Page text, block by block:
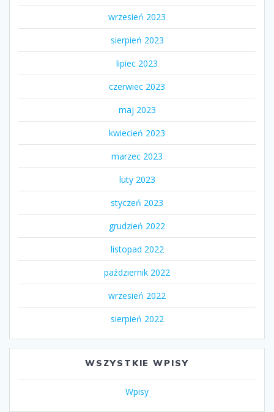
wrzesień 2023
sierpień 2023
lipiec 2023
czerwiec 2023
maj 2023
kwiecień 2023
marzec 2023
luty 2023
styczeń 2023
grudzień 2022
listopad 2022
październik 2022
wrzesień 2022
sierpień 2022
WSZYSTKIE WPISY
Wpisy